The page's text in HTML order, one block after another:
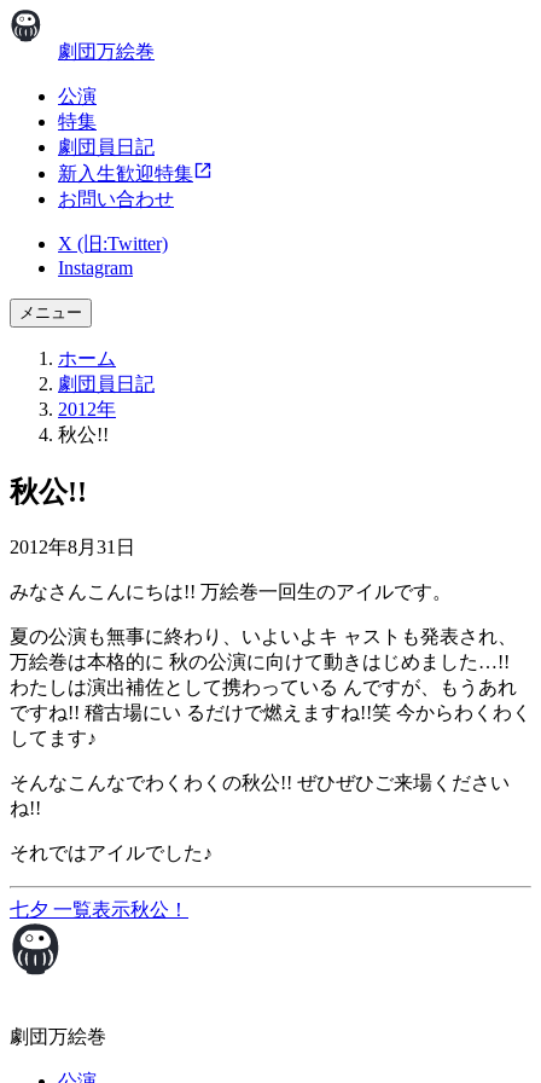
劇団万絵巻
公演
特集
劇団員日記
新入生歓迎特集
お問い合わせ
X (旧:Twitter)
Instagram
メニュー
ホーム
劇団員日記
2012年
秋公!!
秋公!!
2012年8月31日
みなさんこんにちは!! 万絵巻一回生のアイルです。
夏の公演も無事に終わり、いよいよキ ャストも発表され、
万絵巻は本格的に 秋の公演に向けて動きはじめました…!!
わたしは演出補佐として携わっている んですが、もうあれ
ですね!! 稽古場にい るだけで燃えますね!!笑 今からわくわく
してます♪
そんなこんなでわくわくの秋公!! ぜひぜひご来場ください
ね!!
それではアイルでした♪
七夕 一覧表示秋公！
劇団万絵巻